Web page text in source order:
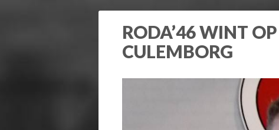
RODA’46 WINT
CULEMBORG